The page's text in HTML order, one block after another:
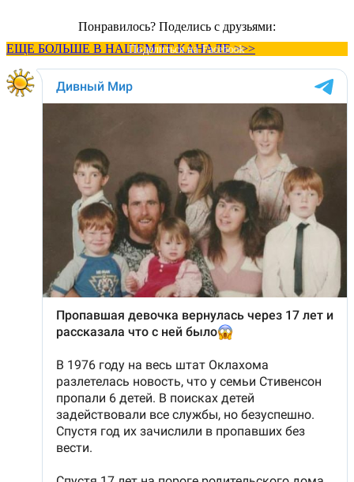
Понравилось? Поделись с друзьями:
ЕЩЕ БОЛЬШЕ В НАШЕМ ТГ КАНАЛЕ >>>